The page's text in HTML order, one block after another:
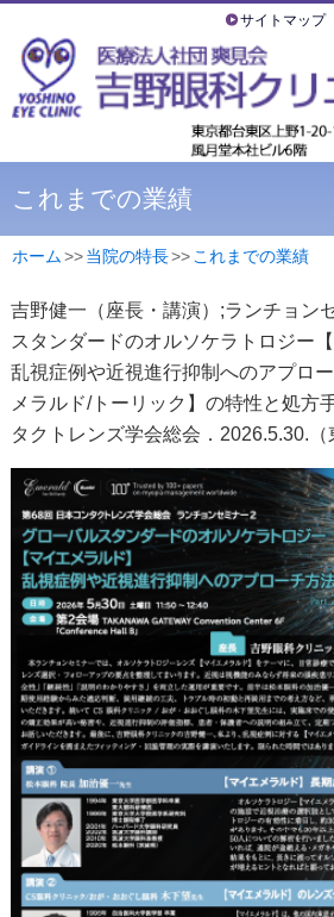
サイトマップ
これまでの業績
ホーム >> 当院の特長>> これまでの業績
吉野健一（座長・講演）;ランチョン
スタンダードのオルソケラトロジー
乱視症例や近視進行抑制へのアプロ
メラルド/トーリック】の特性と処方
タクトレンズ学会総会．2026.5.30.（